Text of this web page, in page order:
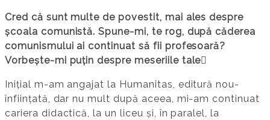
Cred că sunt multe de povestit, mai ales despre
școala comunistă. Spune-mi, te rog, după căderea
comunismului ai continuat să fii profesoară?
Vorbește-mi puțin despre meseriile tale
Inițial m-am angajat la Humanitas, editură nou-
înființată, dar nu mult după aceea, mi-am continuat
cariera didactică, la un liceu și, în paralel, la